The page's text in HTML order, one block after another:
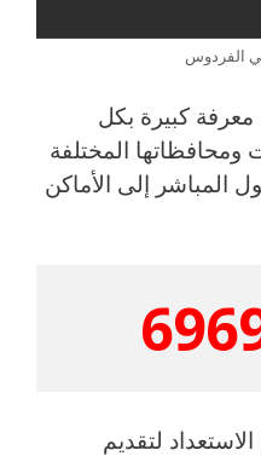
الفردوس
كبيرة بكل
المختلفة
المباشر إلى الأماكن
لتقديم